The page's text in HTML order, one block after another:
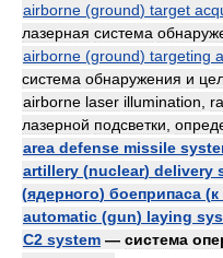
airborne (ground) target
лазерная система
airborne (ground) targeting
система обнаружения и
airborne laser illumination
лазерной подсветки
area defense missile
artillery (nuclear) delivery
(ядерного) боеприпаса (к
automatic (gun) laying
C2 system — система